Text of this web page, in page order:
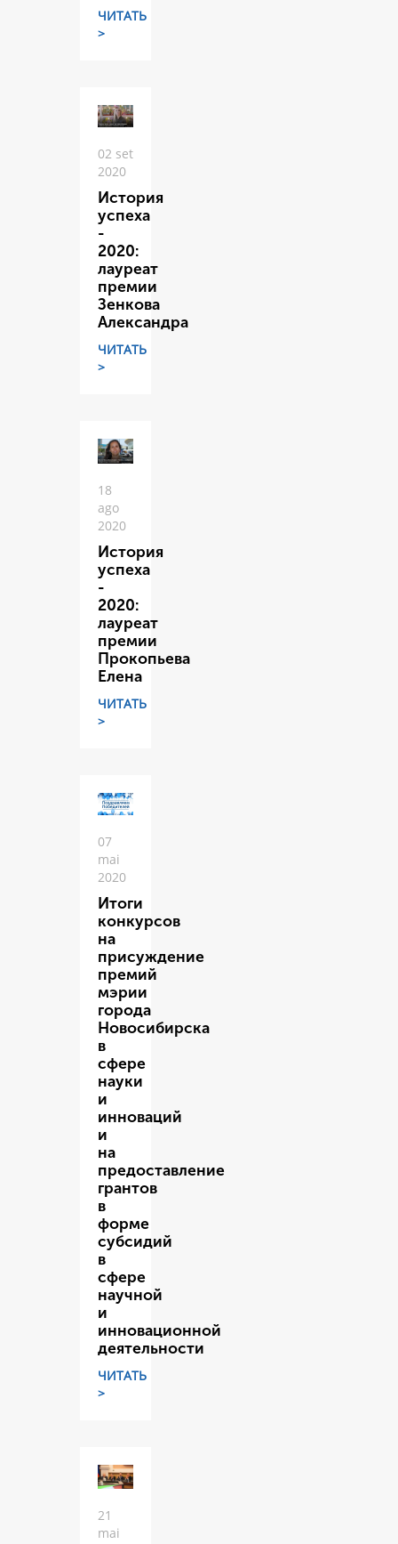
ЧИТАТЬ
>
02 set
2020
История
успеха
-
2020:
лауреат
премии
Зенкова
Александра
ЧИТАТЬ
>
18
ago
2020
История
успеха
-
2020:
лауреат
премии
Прокопьева
Елена
ЧИТАТЬ
>
07
mai
2020
Итоги
конкурсов
на
присуждение
премий
мэрии
города
Новосибирска
в
сфере
науки
и
инноваций
и
на
предоставление
грантов
в
форме
субсидий
в
сфере
научной
и
инновационной
деятельности
ЧИТАТЬ
>
21
mai